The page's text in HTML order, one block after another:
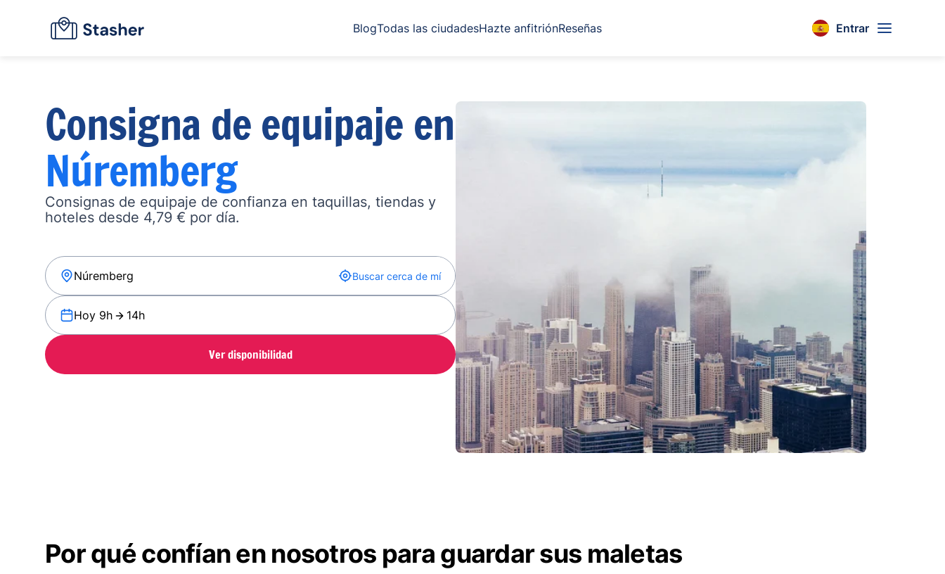
BlogTodas las ciudadesHazte anfitriónReseñas Entrar
Consigna de equipaje en
Núremberg
Consignas de equipaje de confianza en taquillas, tiendas y
hoteles desde 4,79 € por día.
Buscar cerca de mí
Hoy 9h 14h
Ver disponibilidad
Por qué confían en nosotros para guardar sus maletas